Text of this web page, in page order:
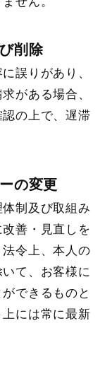
削除
誤りがあり、
がある場合、
の上で、遅滞
の変更
制及び取組み
善・見直しを
令上、本人の
て、お客様に
できるものと
には常に最新